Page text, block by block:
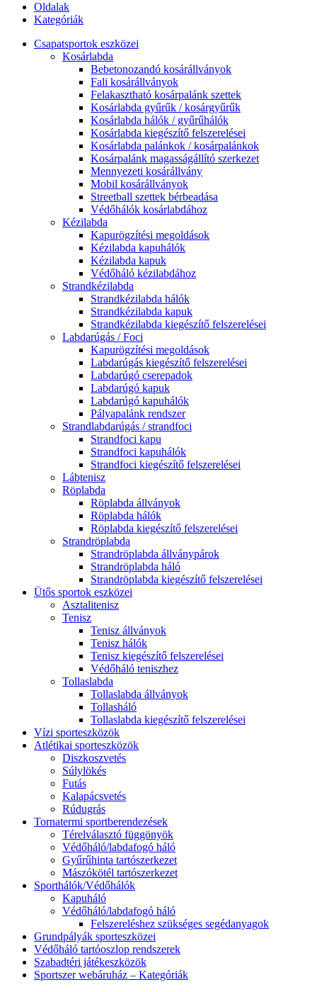
Oldalak
Kategóriák
Csapatsportok eszközei
Kosárlabda
Bebetonozandó kosárállványok
Fali kosárállványok
Felakasztható kosárpalánk szettek
Kosárlabda gyűrűk / kosárgyűrűk
Kosárlabda hálók / gyűrűhálók
Kosárlabda kiegészítő felszerelései
Kosárlabda palánkok / kosárpalánkok
Kosárpalánk magasságállító szerkezet
Mennyezeti kosárállvány
Mobil kosárállványok
Streetball szettek bérbeadása
Védőhálók kosárlabdához
Kézilabda
Kapurögzítési megoldások
Kézilabda kapuhálók
Kézilabda kapuk
Védőháló kézilabdához
Strandkézilabda
Strandkézilabda hálók
Strandkézilabda kapuk
Strandkézilabda kiegészítő felszerelései
Labdarúgás / Foci
Kapurögzítési megoldások
Labdarúgás kiegészítő felszerelései
Labdarúgó cserepadok
Labdarúgó kapuk
Labdarúgó kapuhálók
Pályapalánk rendszer
Strandlabdarúgás / strandfoci
Strandfoci kapu
Strandfoci kapuhálók
Strandfoci kiegészítő felszerelései
Lábtenisz
Röplabda
Röplabda állványok
Röplabda hálók
Röplabda kiegészítő felszerelései
Strandröplabda
Strandröplabda állványpárok
Strandröplabda háló
Strandröplabda kiegészítő felszerelései
Ütős sportok eszközei
Asztalitenisz
Tenisz
Tenisz állványok
Tenisz hálók
Tenisz kiegészítő felszerelései
Védőháló teniszhez
Tollaslabda
Tollaslabda állványok
Tollasháló
Tollaslabda kiegészítő felszerelései
Vízi sporteszközök
Atlétikai sporteszközök
Diszkoszvetés
Súlylökés
Futás
Kalapácsvetés
Rúdugrás
Tornatermi sportberendezések
Térelválasztó függönyök
Védőháló/labdafogó háló
Gyűrűhinta tartószerkezet
Mászókötél tartószerkezet
Sporthálók/Védőhálók
Kapuháló
Védőháló/labdafogó háló
Felszereléshez szükséges segédanyagok
Grundpályák sporteszközei
Védőháló tartóoszlop rendszerek
Szabadtéri játékeszközök
Sportszer webáruház – Kategóriák